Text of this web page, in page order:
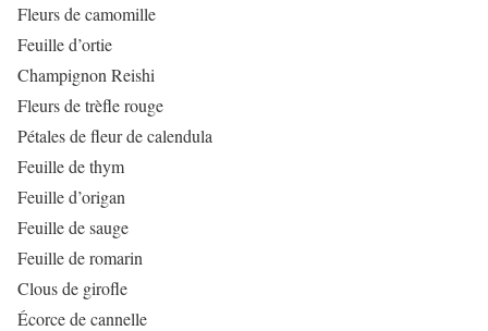
Fleurs de camomille
Feuille d’ortie
Champignon Reishi
Fleurs de trèfle rouge
Pétales de fleur de calendula
Feuille de thym
Feuille d’origan
Feuille de sauge
Feuille de romarin
Clous de girofle
Écorce de cannelle